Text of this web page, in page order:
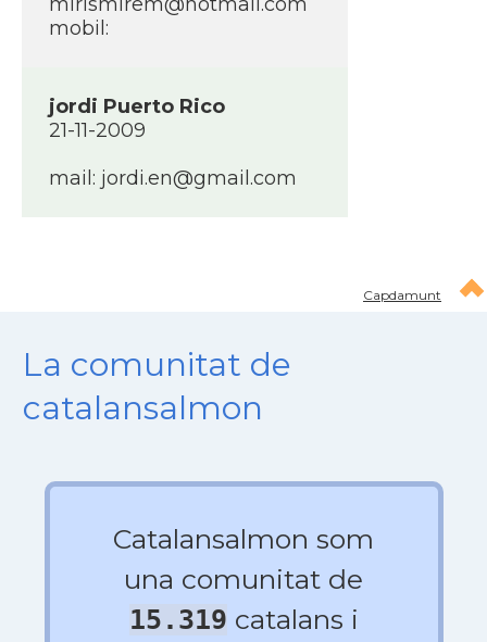
mobil:
jordi Puerto Rico
21-11-2009
mail: jordi.en@gmail.com
Capdamunt
La comunitat de
catalansalmon
Catalansalmon som
una comunitat de
15.319 catalans i